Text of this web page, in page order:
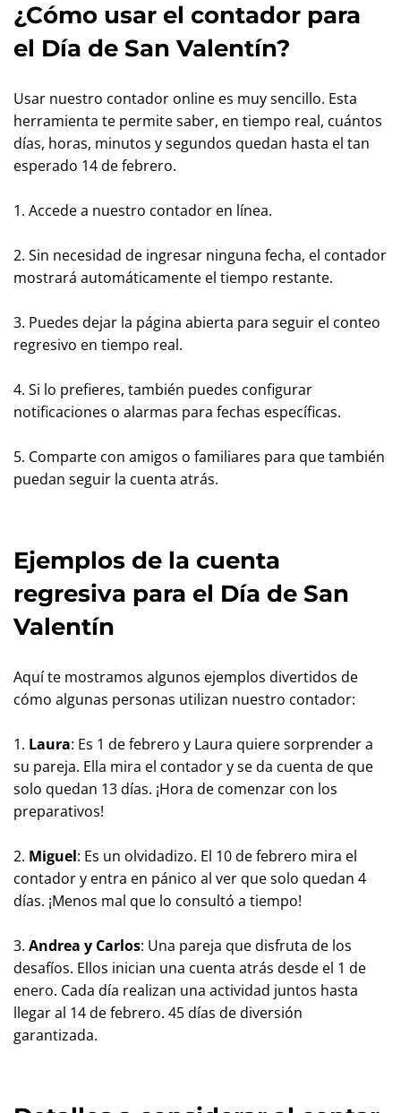
¿Cómo usar el contador para
el Día de San Valentín?
Usar nuestro contador online es muy sencillo. Esta
herramienta te permite saber, en tiempo real, cuántos
días, horas, minutos y segundos quedan hasta el tan
esperado 14 de febrero.
1. Accede a nuestro contador en línea.
2. Sin necesidad de ingresar ninguna fecha, el contador
mostrará automáticamente el tiempo restante.
3. Puedes dejar la página abierta para seguir el conteo
regresivo en tiempo real.
4. Si lo prefieres, también puedes configurar
notificaciones o alarmas para fechas específicas.
5. Comparte con amigos o familiares para que también
puedan seguir la cuenta atrás.
Ejemplos de la cuenta
regresiva para el Día de San
Valentín
Aquí te mostramos algunos ejemplos divertidos de
cómo algunas personas utilizan nuestro contador:
1. Laura: Es 1 de febrero y Laura quiere sorprender a
su pareja. Ella mira el contador y se da cuenta de que
solo quedan 13 días. ¡Hora de comenzar con los
preparativos!
2. Miguel: Es un olvidadizo. El 10 de febrero mira el
contador y entra en pánico al ver que solo quedan 4
días. ¡Menos mal que lo consultó a tiempo!
3. Andrea y Carlos: Una pareja que disfruta de los
desafíos. Ellos inician una cuenta atrás desde el 1 de
enero. Cada día realizan una actividad juntos hasta
llegar al 14 de febrero. 45 días de diversión
garantizada.